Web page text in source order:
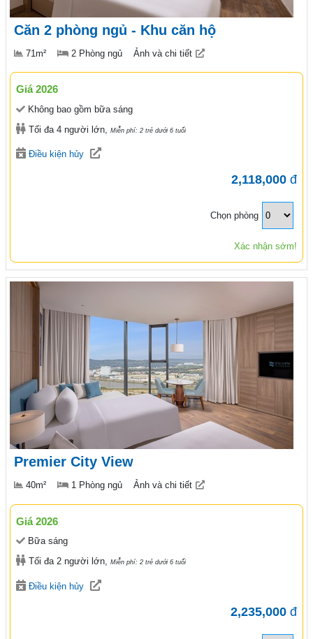
Căn 2 phòng ngủ - Khu căn hộ
71m² 2 Phòng ngủ Ảnh và chi tiết
Giá 2026
Không bao gồm bữa sáng
Tối đa 4 người lớn,
Miễn phí: 2 trẻ dưới 6 tuổi
Điều kiện hủy
2,118,000 đ
Chọn phòng
Xác nhận sớm!
Premier City View
40m² 1 Phòng ngủ Ảnh và chi tiết
Giá 2026
Bữa sáng
Tối đa 2 người lớn, Miễn phí: 2 trẻ dưới 6 tuổi
Điều kiện hủy
2,235,000 đ